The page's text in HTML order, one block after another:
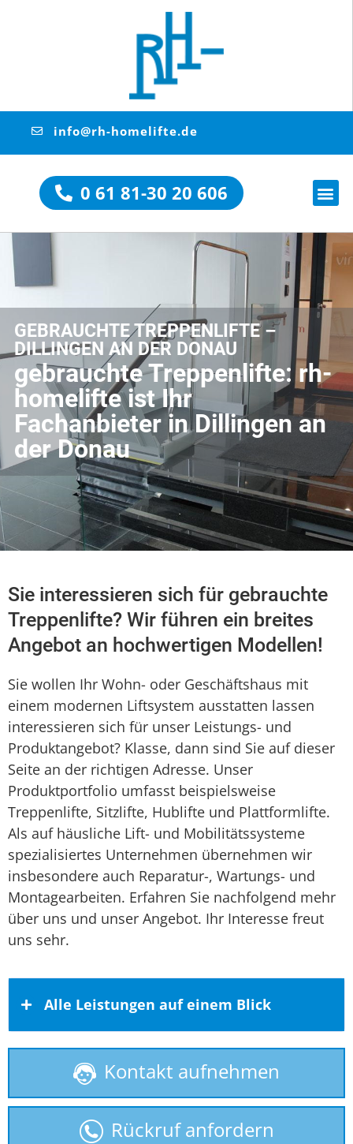
info@rh-homelifte.de
0 61 81-30 20 606
GEBRAUCHTE TREPPENLIFTE –
DILLINGEN AN DER DONAU
gebrauchte Treppenlifte: rh-
homelifte ist Ihr
Fachanbieter in Dillingen an
der Donau
Sie interessieren sich für gebrauchte
Treppenlifte? Wir führen ein breites
Angebot an hochwertigen Modellen!
Sie wollen Ihr Wohn- oder Geschäftshaus mit
einem modernen Liftsystem ausstatten lassen
interessieren sich für unser Leistungs- und
Produktangebot? Klasse, dann sind Sie auf dieser
Seite an der richtigen Adresse. Unser
Produktportfolio umfasst beispielsweise
Treppenlifte, Sitzlifte, Hublifte und Plattformlifte.
Als auf häusliche Lift- und Mobilitätssysteme
spezialisiertes Unternehmen übernehmen wir
insbesondere auch Reparatur-, Wartungs- und
Montagearbeiten. Erfahren Sie nachfolgend mehr
über uns und unser Angebot. Ihr Interesse freut
uns sehr.
Alle Leistungen auf einem Blick
Behindertenlift
Homelift
Kontakt aufnehmen
Rückruf anfordern